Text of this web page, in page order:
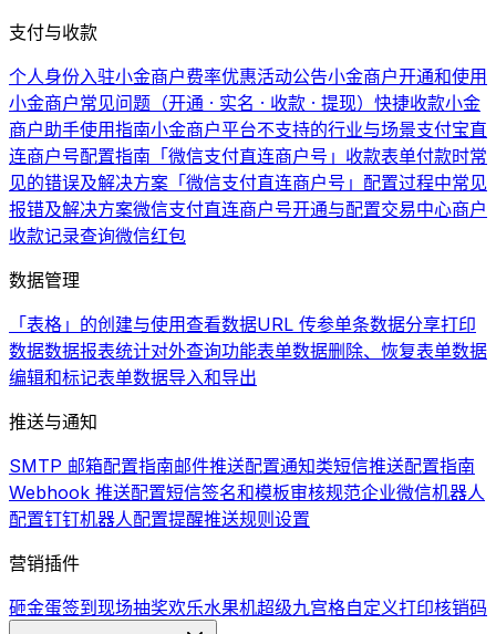
支付与收款
个人身份入驻小金商户费率优惠活动公告小金商户开通和使用
小金商户常见问题（开通 · 实名 · 收款 · 提现） 快捷收款小金
商户助手使用指南小金商户平台不支持的行业与场景支付宝直
连商户号配置指南 「微信支付直连商户号」收款表单付款时常
见的错误及解决方案 「微信支付直连商户号」配置过程中常见
报错及解决方案微信支付直连商户号开通与配置交易中心商户
收款记录查询微信红包
数据管理
「表格」的创建与使用查看数据URL 传参单条数据分享打印
数据数据报表统计对外查询功能表单数据删除、恢复表单数据
编辑和标记表单数据导入和导出
推送与通知
SMTP 邮箱配置指南邮件推送配置通知类短信推送配置指南
Webhook 推送配置短信签名和模板审核规范企业微信机器人
配置钉钉机器人配置提醒推送规则设置
营销插件
砸金蛋签到现场抽奖欢乐水果机超级九宫格自定义打印核销码